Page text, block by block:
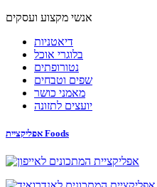
אנשי מקצוע ועסקים
דיאטניות
בלוגרי אוכל
נטורופתים
שפים וטבחים
מאמני כושר
יועצים לתזונה
אפליקציית Foods